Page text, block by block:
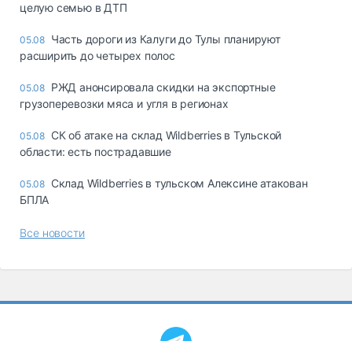
целую семью в ДТП
05.08 Часть дороги из Калуги до Тулы планируют
расширить до четырех полос
05.08 РЖД анонсировала скидки на экспортные
грузоперевозки мяса и угля в регионах
05.08 СК об атаке на склад Wildberries в Тульской
области: есть пострадавшие
05.08 Склад Wildberries в тульском Алексине атакован
БПЛА
Все новости